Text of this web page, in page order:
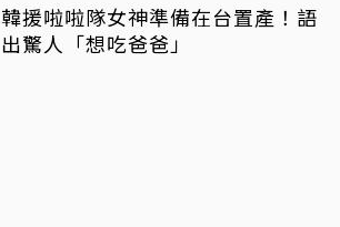
韓援啦啦隊女神準備在台置產！語
出驚人「想吃爸爸」